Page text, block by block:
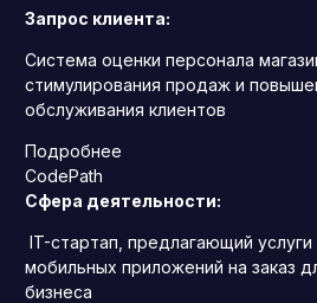
Запрос клиента:
Система оценки персонала
стимулирования продаж и
обслуживания клиентов
Подробнее
CodePath
Сфера деятельности:
IT-стартап, предлагающий
мобильных приложений на заказ
бизнеса